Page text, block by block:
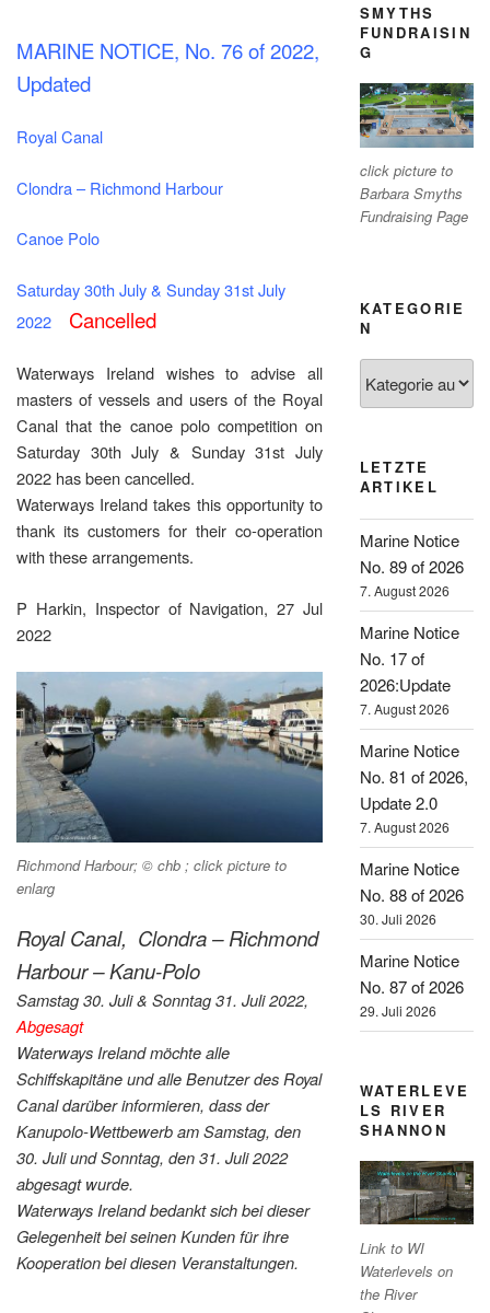
MARINE NOTICE, No. 76 of 2022,
Updated
Royal Canal
Clondra – Richmond Harbour
Canoe Polo
Saturday 30th July & Sunday 31st July
2022 Cancelled
Waterways Ireland wishes to advise all
masters of vessels and users of the Royal
Canal that the canoe polo competition on
Saturday 30th July & Sunday 31st July
2022 has been cancelled.
Waterways Ireland takes this opportunity to
thank its customers for their co-operation
with these arrangements.
P Harkin, Inspector of Navigation, 27 Jul
2022
Richmond Harbour; © chb ; click picture to
enlarg
Royal Canal, Clondra – Richmond
Harbour – Kanu-Polo
Samstag 30. Juli & Sonntag 31. Juli 2022,
Abgesagt
Waterways Ireland möchte alle
Schiffskapitäne und alle Benutzer des Royal
Canal darüber informieren, dass der
Kanupolo-Wettbewerb am Samstag, den
30. Juli und Sonntag, den 31. Juli 2022
abgesagt wurde.
Waterways Ireland bedankt sich bei dieser
Gelegenheit bei seinen Kunden für ihre
Kooperation bei diesen Veranstaltungen.
SMYTHS
FUNDRAISIN
G
click picture to
Barbara Smyths
Fundraising Page
KATEGORIE
N
LETZTE
ARTIKEL
Marine Notice
No. 89 of 2026
7. August 2026
Marine Notice
No. 17 of
2026:Update
7. August 2026
Marine Notice
No. 81 of 2026,
Update 2.0
7. August 2026
Marine Notice
No. 88 of 2026
30. Juli 2026
Marine Notice
No. 87 of 2026
29. Juli 2026
WATERLEVE
LS RIVER
SHANNON
Link to WI
Waterlevels on
the River